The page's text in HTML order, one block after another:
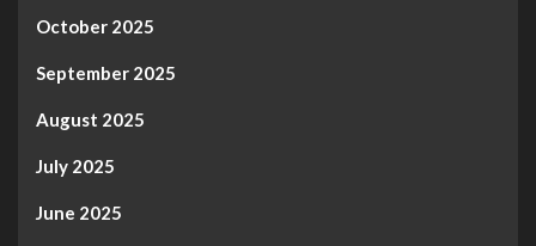
October 2025
September 2025
August 2025
July 2025
June 2025